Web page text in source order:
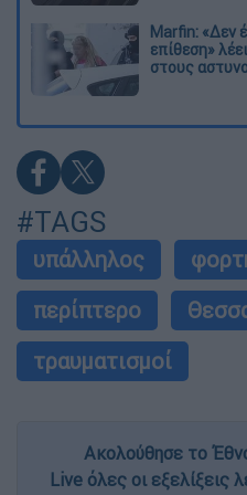
Marfin: «Δεν
επίθεση»
στους
#TAGS
υπάλληλος
περίπτερο
τραυματισμοί
Ακολούθησε το
Live όλες οι εξελίξεις